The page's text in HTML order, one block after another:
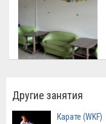
Другие занятия
Карате (WKF)